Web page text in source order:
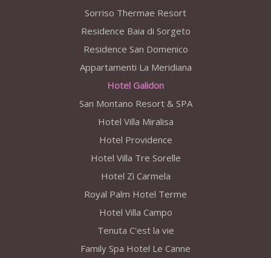
Sorriso Thermae Resort
Residence Baia di Sorgeto
Residence San Domenico
Appartamenti La Meridiana
Hotel Galidon
San Montano Resort & SPA
Hotel Villa Miralisa
Hotel Providence
Hotel Villa Tre Sorelle
Hotel Zì Carmela
Royal Palm Hotel Terme
Hotel Villa Campo
Tenuta C'est la vie
Family Spa Hotel Le Canne